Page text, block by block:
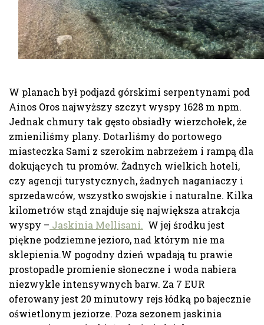
W planach był podjazd górskimi serpentynami pod
Ainos Oros najwyższy szczyt wyspy 1628 m npm.
Jednak chmury tak gęsto obsiadły wierzchołek, że
zmieniliśmy plany. Dotarliśmy do portowego
miasteczka Sami z szerokim nabrzeżem i rampą dla
dokujących tu promów. Żadnych wielkich hoteli,
czy agencji turystycznych, żadnych naganiaczy i
sprzedawców, wszystko swojskie i naturalne. Kilka
kilometrów stąd znajduje się największa atrakcja
wyspy – Jaskinia Mellisani. W jej środku jest
piękne podziemne jezioro, nad którym nie ma
sklepienia.W pogodny dzień wpadają tu prawie
prostopadle promienie słoneczne i woda nabiera
niezwykle intensywnych barw. Za 7 EUR
oferowany jest 20 minutowy rejs łódką po bajecznie
oświetlonym jeziorze. Poza sezonem jaskinia